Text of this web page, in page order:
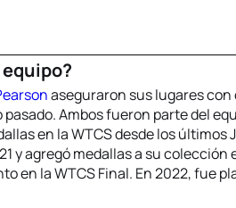
aseguraron sus lugares
pasado. Ambos fueron parte del
en la WTCS desde los últimos
y agregó medallas a su
en la WTCS Final. En 2022, fue